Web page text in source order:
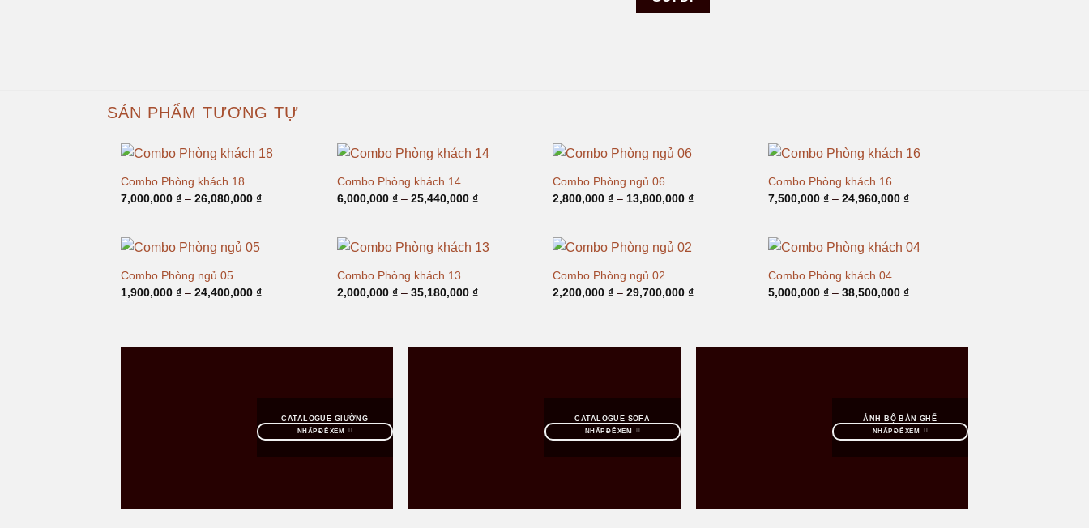
SẢN PHẨM TƯƠNG TỰ
Combo Phòng khách 18
7,000,000₫ – 26,080,000₫Khoảng
Combo Phòng khách 14
6,000,000 ₫ – 25,440,000 ₫Khoảng
đến
25,440,000 ₫
Combo Phòng ngủ 06
2,800,000 ₫ – 13,800,000 ₫Khoảng
Combo Phòng khách 16
7,500,000₫ – 24,960,000₫Khoảng
đến
24,960,000 ₫
Combo Phòng ngủ 05
1,900,000₫ – 24,400,000₫Khoảng
24,400,000 ₫
Combo Phòng khách 13
2,000,000 ₫ – 35,180,000 ₫Khoảng
35,180,000 ₫
Combo Phòng ngủ 02
2,200,000 ₫ – 29,700,000 ₫Khoảng
29,700,000 ₫
Combo Phòng khách 04
5,000,000₫ – 38,500,000₫Khoảng
38,500,000 ₫
CATALOGUE GIƯỜNG
NHẤP ĐỂ XEM
CATALOGUE SOFA
NHẤP ĐỂ XEM
ẢNH BỘ BÀN GHẾ
NHẤP ĐỂ XEM